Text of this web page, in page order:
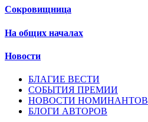
Сокровищница
На общих началах
Новости
БЛАГИЕ ВЕСТИ
СОБЫТИЯ ПРЕМИИ
НОВОСТИ НОМИНАНТОВ
БЛОГИ АВТОРОВ